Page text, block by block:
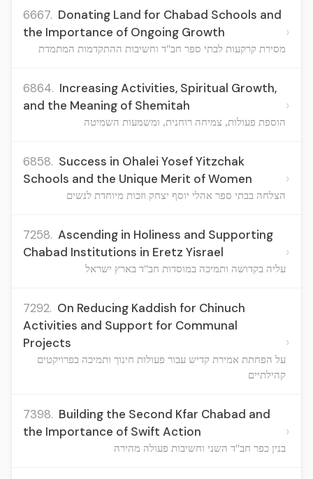
6667. Donating Land for Chabad Schools and
the Importance of Ongoing Growth
מסירת קרקעות לבתי ספר חב"ד וחשיבות ההתקדמות המתמדת
›
6864. Increasing Activities, Spiritual Growth,
and the Meaning of Shemitah
הוספת פעולות, צמיחה רוחנית, ומשמעות השמיטה
›
6858. Success in Ohalei Yosef Yitzchak
Schools and the Unique Merit of Women
הצלחה בבתי ספר אהלי יוסף יצחק וזכות מיוחדת לנשים
›
7258. Ascending in Holiness and Supporting
Chabad Institutions in Eretz Yisrael
עליה בקדושה ותמיכה במוסדות חב"ד בארץ ישראל
›
7292. On Reducing Kaddish for Chinuch
Activities and Support for Communal
Projects
על הפחתת אמירת קדיש עבור פעולות חינוך ותמיכה בפרויקטים
קהילתיים
›
7398. Building the Second Kfar Chabad and
the Importance of Swift Action
בנין כפר חב"ד השני וחשיבות פעולה מהירה
›